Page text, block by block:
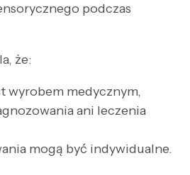
podczas
że:
wyrobem medycznym,
ani leczenia
mogą być indywidualne.